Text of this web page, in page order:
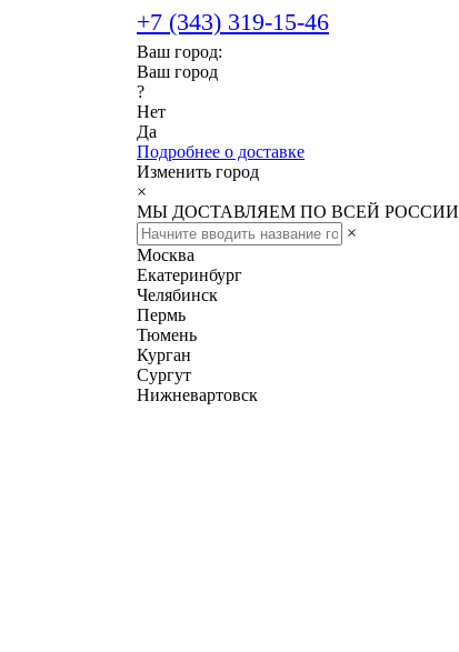
+7 (343) 319-15-46
Ваш город:
Ваш город
?
Нет
Да
Подробнее о доставке
Изменить город
×
МЫ ДОСТАВЛЯЕМ ПО ВСЕЙ РОССИИ
×
Москва
Екатеринбург
Челябинск
Пермь
Тюмень
Курган
Сургут
Нижневартовск